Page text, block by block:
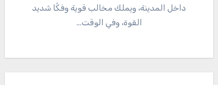
داخل المدينة، ويملك مخالب قوية وفكًا شديد
القوة، وفي الوقت…